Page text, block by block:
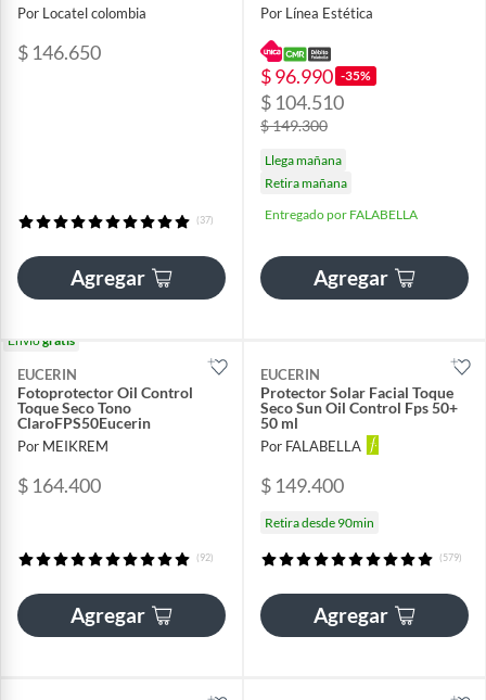
Por Locatel colombia
$ 146.650
(37)
Agregar
Por Línea Estética
$ 96.990 -35%
$ 104.510
$ 149.300
Llega mañana
Retira mañana
Entregado por FALABELLA
Agregar
Envíogratis
EUCERIN
Fotoprotector Oil Control
Toque Seco Tono
ClaroFPS50Eucerin
Por MEIKREM
$ 164.400
(92)
Agregar
EUCERIN
Protector Solar Facial Toque
Seco Sun Oil Control Fps 50+
50 ml
Por FALABELLA
$ 149.400
Retira desde 90min
(579)
Agregar